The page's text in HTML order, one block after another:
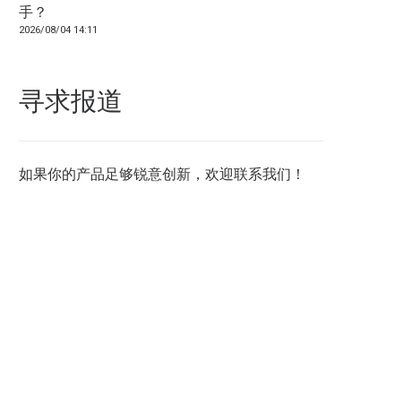
手？
2026/08/04 14:11
寻求报道
如果你的产品足够锐意创新，欢迎联系我们 ！